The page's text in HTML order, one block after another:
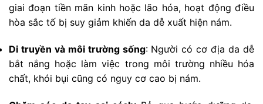
giai đoạn tiền mãn kinh hoặc lão hóa, hoạt động điều
hòa sắc tố bị suy giảm khiến da dễ xuất hiện nám.
Di truyền và môi trường sống: Người có cơ địa da dễ
bắt nắng hoặc làm việc trong môi trường nhiều hóa
chất, khói bụi cũng có nguy cơ cao bị nám.